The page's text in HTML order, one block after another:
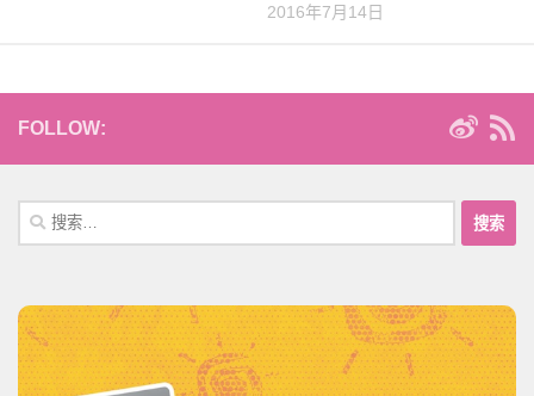
2016年7月14日
FOLLOW:
搜
索：